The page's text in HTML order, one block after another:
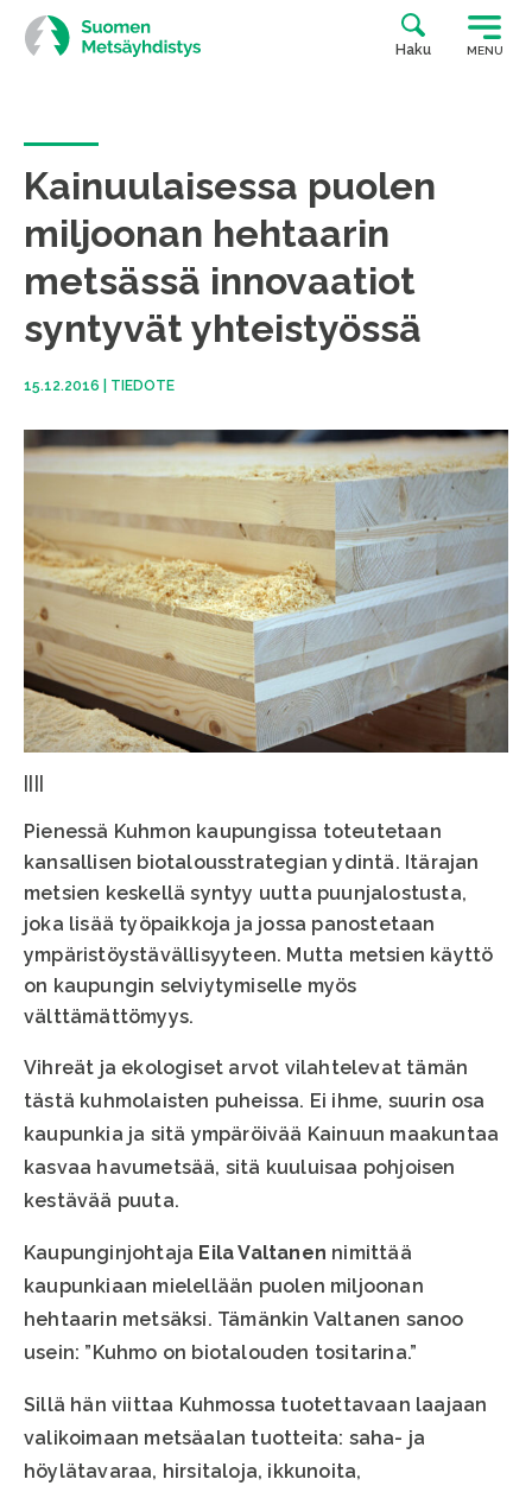
Siirry
suoraan
sisältöön
Haku MENU
Kainuulaisessa puolen
miljoonan hehtaarin
metsässä innovaatiot
syntyvät yhteistyössä
15.12.2016 TIEDOTE
Pienessä Kuhmon kaupungissa toteutetaan
kansallisen biotalousstrategian ydintä. Itärajan
metsien keskellä syntyy uutta puunjalostusta,
joka lisää työpaikkoja ja jossa panostetaan
ympäristöystävällisyyteen. Mutta metsien käyttö
on kaupungin selviytymiselle myös
välttämättömyys.
Vihreät ja ekologiset arvot vilahtelevat tämän
tästä kuhmolaisten puheissa. Ei ihme, suurin osa
kaupunkia ja sitä ympäröivää Kainuun maakuntaa
kasvaa havumetsää, sitä kuuluisaa pohjoisen
kestävää puuta.
Kaupunginjohtaja Eila Valtanen nimittää
kaupunkiaan mielellään puolen miljoonan
hehtaarin metsäksi. Tämänkin Valtanen sanoo
usein: ”Kuhmo on biotalouden tositarina.”
Sillä hän viittaa Kuhmossa tuotettavaan laajaan
valikoimaan metsäalan tuotteita: saha- ja
höylätavaraa, hirsitaloja, ikkunoita,